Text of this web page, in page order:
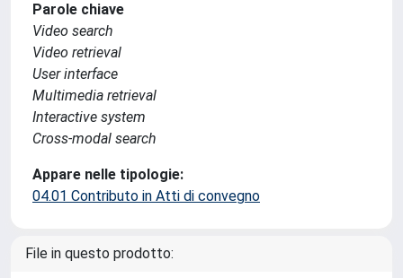
Parole chiave
Video search
Video retrieval
User interface
Multimedia retrieval
Interactive system
Cross-modal search
Appare nelle tipologie:
04.01 Contributo in Atti di convegno
File in questo prodotto: